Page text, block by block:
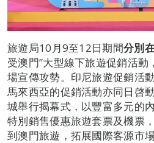
旅遊局10月9至12日期間分別
受澳門”大型線下旅遊促銷活
場宣傳攻勢。印尼旅遊促銷活
馬來西亞的促銷活動亦同日啓
城舉行揭幕式，以豐富多元的
特別銷售優惠旅遊套票及機票
到澳門旅遊，拓展國際客源市場